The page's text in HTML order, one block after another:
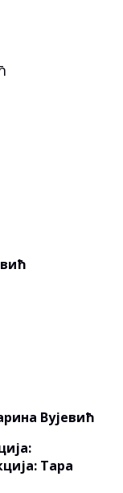
Вујевић
Тара